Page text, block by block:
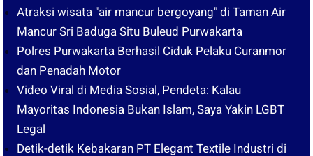
Atraksi wisata "air mancur bergoyang" di Taman Air
Mancur Sri Baduga Situ Buleud Purwakarta
Polres Purwakarta Berhasil Ciduk Pelaku Curanmor
dan Penadah Motor
Video Viral di Media Sosial, Pendeta: Kalau
Mayoritas Indonesia Bukan Islam, Saya Yakin LGBT
Legal
Detik-detik Kebakaran PT Elegant Textile Industri di